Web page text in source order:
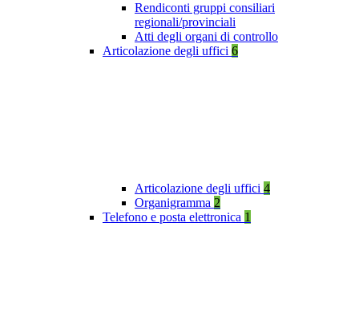
Rendiconti gruppi consiliari
regionali/provinciali
Atti degli organi di controllo
Articolazione degli uffici 6
Articolazione degli uffici 4
Organigramma 2
Telefono e posta elettronica 1